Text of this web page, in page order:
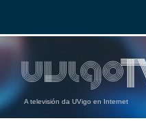
A televisión da UVigo en Internet